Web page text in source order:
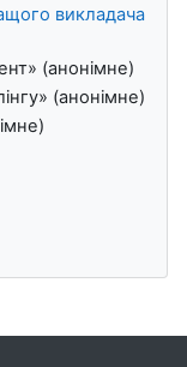
викладача
(анонімне)
(анонімне)